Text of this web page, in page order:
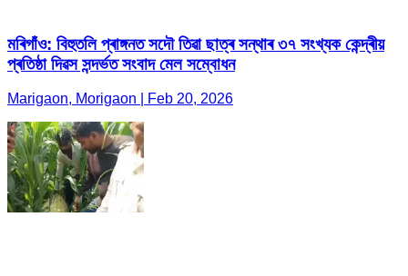
মৰিগাঁও: বিহুতলি প্ৰাঙ্গনত সদৌ তিৱা ছাত্ৰ সন্থাৰ ৩৭ সংখ্যক কেন্দ্ৰীয়
প্ৰতিষ্ঠা দিৱস সন্দৰ্ভত সংবাদ মেল সম্বোধন
Marigaon, Morigaon | Feb 20, 2026